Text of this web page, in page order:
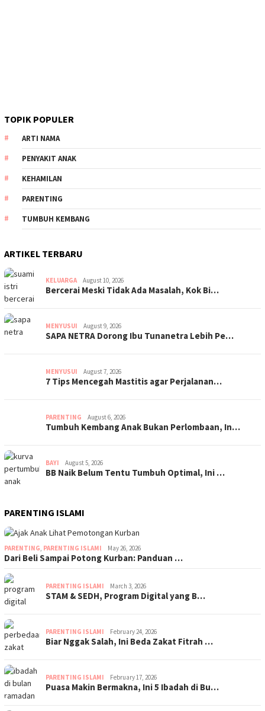
TOPIK POPULER
ARTI NAMA
PENYAKIT ANAK
KEHAMILAN
PARENTING
TUMBUH KEMBANG
ARTIKEL TERBARU
KELUARGA August 10, 2026
Bercerai Meski Tidak Ada Masalah, Kok Bi…
MENYUSUI August 9, 2026
SAPA NETRA Dorong Ibu Tunanetra Lebih Pe…
MENYUSUI August 7, 2026
7 Tips Mencegah Mastitis agar Perjalanan…
PARENTING August 6, 2026
Tumbuh Kembang Anak Bukan Perlombaan, In…
BAYI August 5, 2026
BB Naik Belum Tentu Tumbuh Optimal, Ini …
PARENTING ISLAMI
PARENTING, PARENTING ISLAMI May 26, 2026
Dari Beli Sampai Potong Kurban: Panduan …
PARENTING ISLAMI March 3, 2026
STAM & SEDH, Program Digital yang B…
PARENTING ISLAMI February 24, 2026
Biar Nggak Salah, Ini Beda Zakat Fitrah …
PARENTING ISLAMI February 17, 2026
Puasa Makin Bermakna, Ini 5 Ibadah di Bu…